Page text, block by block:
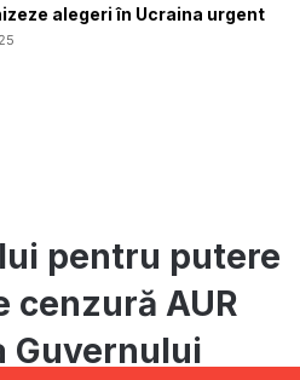
alegeri în Ucraina urgent